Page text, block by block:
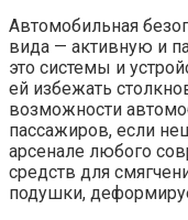
Автомобильная
вида — активную и
это системы и
ей избежать
возможности
пассажиров, если
арсенале любого
средств для
подушки,